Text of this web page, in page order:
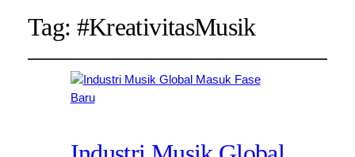
Tag: #KreativitasMusik